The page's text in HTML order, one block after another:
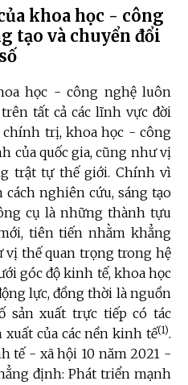
khoa học - công
tạo và chuyển đổi
số
học - công nghệ luôn
tất cả các lĩnh vực đời
chính trị, khoa học - công
của quốc gia, cũng như vị
trật tự thế giới. Chính vì
cách nghiên cứu, sáng tạo
cụ là những thành tựu
tiên tiến nhằm khẳng
thế quan trọng trong hệ
góc độ kinh tế, khoa học
lực, đồng thời là nguồn
sản xuất trực tiếp có tác
của các nền kinh tế(1).
tế - xã hội 10 năm 2021 -
định: Phát triển mạnh